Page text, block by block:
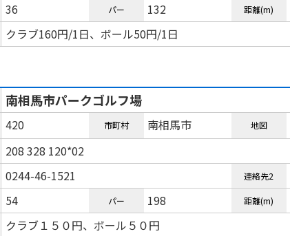
36 パー 132 距離(m)
クラブ160円/1日、ボール50円/1日
南相馬市パークゴルフ場
420 市町村 南相馬市 地図
208 328 120*02
0244-46-1521 連絡先2
54 パー 198 距離(m)
クラブ１５０円、ボール５０円